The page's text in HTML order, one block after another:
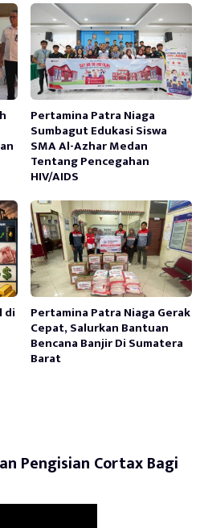
Pertamina Patra Niaga
Sumbagut Edukasi Siswa
SMA Al-Azhar Medan
Tentang Pencegahan
HIV/AIDS
di Pertamina Patra Niaga Gerak
Cepat, Salurkan Bantuan
Bencana Banjir Di Sumatera
Barat
Pengisian Cortax Bagi